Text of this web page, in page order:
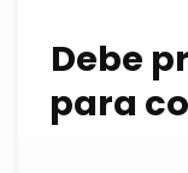
Debe
para